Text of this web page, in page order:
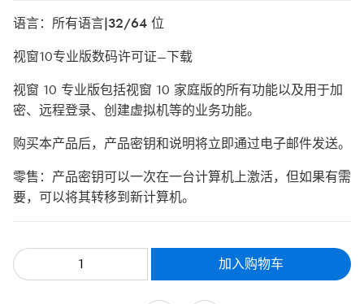
语言：所有语言|32/64 位
视窗10专业版数码许可证–下载
视窗 10 专业版包括视窗 10 家庭版的所有功能以及用于加
密、远程登录、创建虚拟机等的业务功能。
购买本产品后，产品密钥和说明将立即通过电子邮件发送。
零售 ：产品密钥可以一次在一台计算机上激活，但如果有需
要，可以将其转移到新计算机。
加入购物车